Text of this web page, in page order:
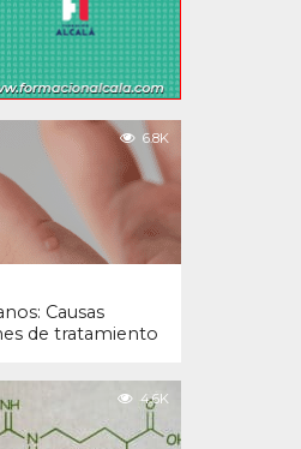
6.8K
Causas
de tratamiento
4.6K